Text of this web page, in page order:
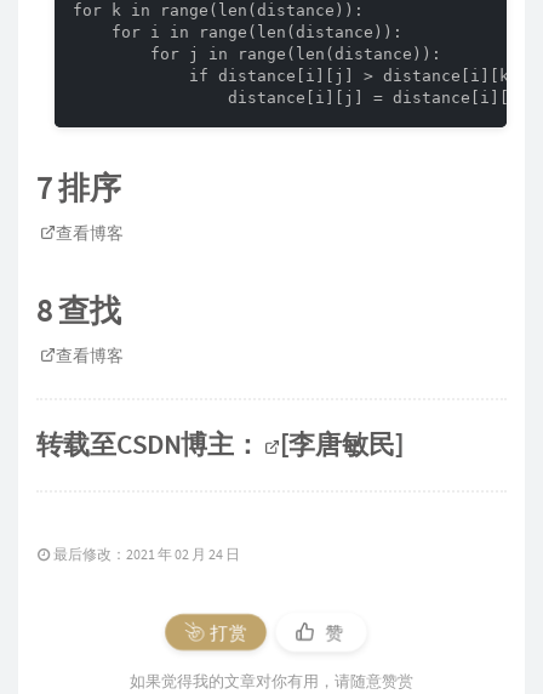
for k in range(len(distance)):
    for i in range(len(distance)):
        for j in range(len(distance)):
if distance[i][j] > distance[i][k]
distance[i][j] = distance[i][k]
7 排序
查看博客
8 查找
查看博客
转载至CSDN博主： [李唐敏民]
最后修改：2021 年 02 月 24 日
打赏 赞
如果觉得我的文章对你有用，请随意赞赏